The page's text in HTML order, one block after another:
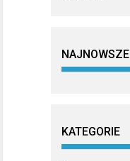
KATEGORIE